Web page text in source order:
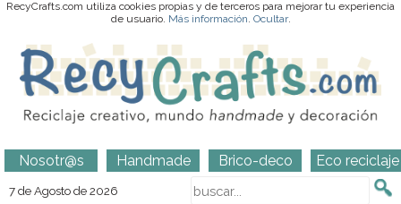
RecyCrafts.com utiliza cookies propias y de terceros para mejorar tu experiencia
de usuario. Más información. Ocultar.
Nosotr@s Handmade Brico-deco Eco reciclaje
7 de Agosto de 2026